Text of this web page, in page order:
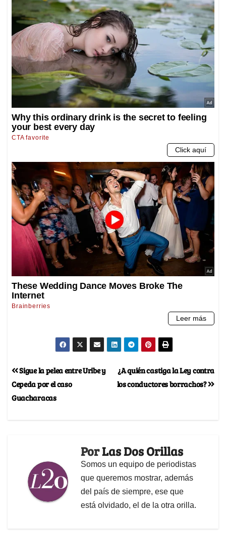
¿A quién castiga la Ley contra
los conductores borrachos?
Sigue la pelea entre Uribe y
Cepeda por el caso
Guacharacas
PorLas Dos Orillas
Somos un equipo de periodistas
que queremos mostrar, además
del país de siempre, ese que
está olvidado, el de la otra orilla.